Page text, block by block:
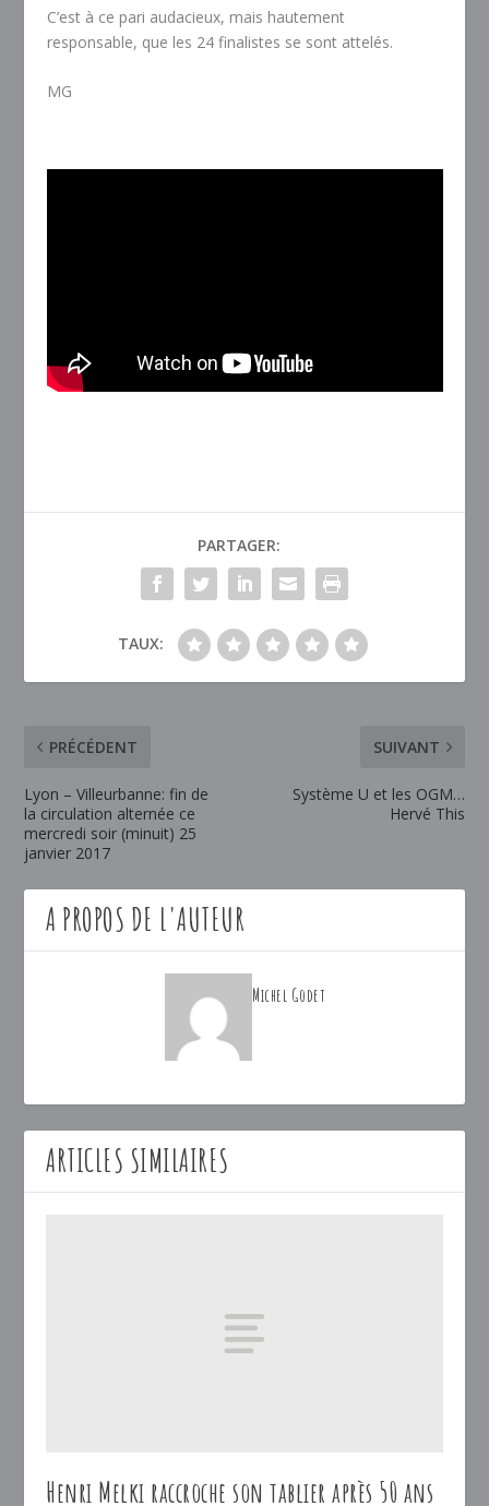
C’est à ce pari audacieux, mais hautement
responsable, que les 24 finalistes se sont attelés.
MG
PARTAGER:
TAUX:
PRÉCÉDENT
Lyon – Villeurbanne: fin de
la circulation alternée ce
mercredi soir (minuit) 25
janvier 2017
SUIVANT
Système U et les OGM…
Hervé This
A PROPOS DE L'AUTEUR
Michel Godet
ARTICLES SIMILAIRES
Henri Melki raccroche son tablier après 50 ans